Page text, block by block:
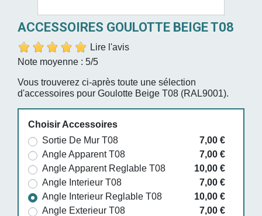
ACCESSOIRES GOULOTTE BEIGE T08
Lire l'avis
Note moyenne : 5/5
Vous trouverez ci-après toute une sélection
d'accessoires pour Goulotte Beige T08 (RAL9001).
Choisir Accessoires
Sortie De Mur T08
7,00 €
Angle Apparent T08
7,00 €
Angle Apparent Reglable T08
10,00 €
Angle Interieur T08
7,00 €
Angle Interieur Reglable T08
10,00 €
Angle Exterieur T08
7,00 €